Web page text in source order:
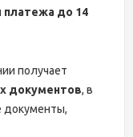
платежа до 14
получает
документов, в
документы,